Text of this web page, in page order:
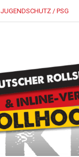
JUGENDSCHUTZ / PSG